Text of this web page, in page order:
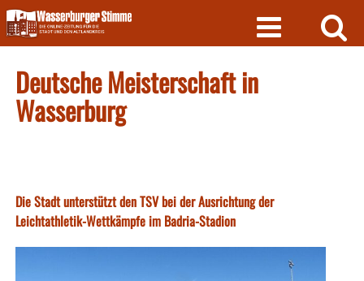
Skip
to
content
Deutsche Meisterschaft in
Wasserburg
Die Stadt unterstützt den TSV bei der Ausrichtung der
Leichtathletik-Wettkämpfe im Badria-Stadion